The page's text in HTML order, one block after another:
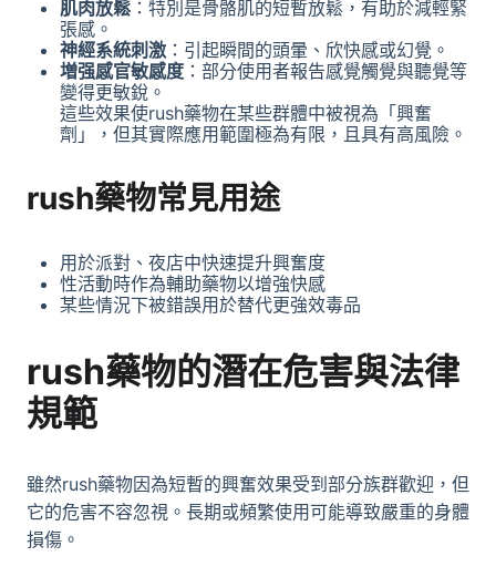
肌肉放鬆 ：特別是骨骼肌的短暫放鬆，有助於減輕緊
張感。
神經系統刺激 ：引起瞬間的頭暈、欣快感或幻覺。
増强感官敏感度 ：部分使用者報告感覺觸覺與聽覺等
變得更敏銳。
這些效果使rush藥物在某些群體中被視為「興奮
劑」，但其實際應用範圍極為有限，且具有高風險。
rush藥物常見用途
用於派對、夜店中快速提升興奮度
性活動時作為輔助藥物以增強快感
某些情況下被錯誤用於替代更強效毒品
rush藥物的潛在危害與法律
規範
雖然rush藥物因為短暫的興奮效果受到部分族群歡迎，但
它的危害不容忽視。長期或頻繁使用可能導致嚴重的身體
損傷。